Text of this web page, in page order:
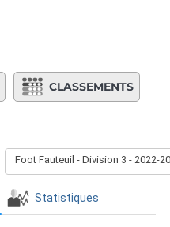
CLASSEMENTS
Foot Fauteuil - Division 3 - 2022-
Statistiques